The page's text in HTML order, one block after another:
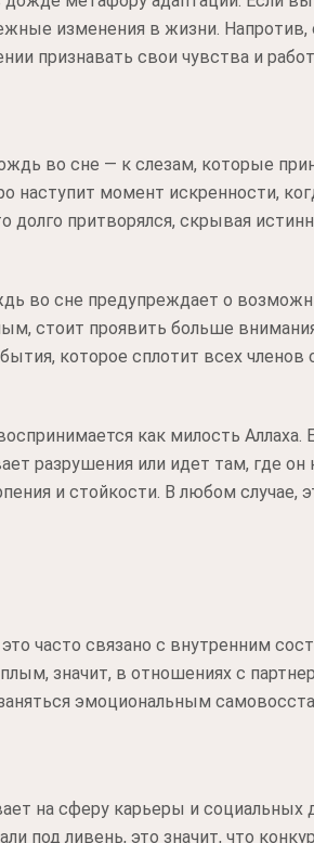
изменения в жизни. Напротив,
признавать свои чувства и
во сне — к слезам, которые
наступит момент искренности,
долго притворялся, скрывая
во сне предупреждает о
стоит проявить больше
которое сплотит всех
как милость
разрушения или идет там, где
и стойкости. В любом случае,
часто связано с внутренним
значит, в отношениях с
эмоциональным
на сферу карьеры и социальных
под ливень, это значит, что